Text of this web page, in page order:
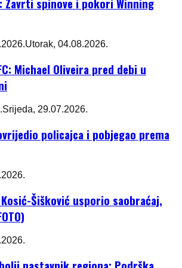
Zavrti spinove i pokori Winning
Utorak, 04.08.2026.
Michael Oliveira pred debi u
Srijeda, 29.07.2026.
policajca i pobjegao prema
Šišković usporio saobraćaj,